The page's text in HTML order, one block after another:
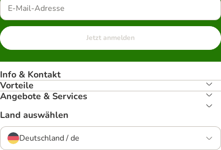
Jetzt anmelden
Info & Kontakt
Vorteile
Angebote & Services
Land auswählen
Deutschland / de